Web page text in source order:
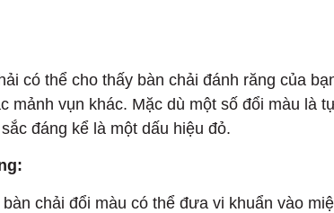
có thể cho thấy bàn chải đánh răng của
mảnh vụn khác. Mặc dù một số đổi màu là
đáng kể là một dấu hiệu đỏ.
chải đổi màu có thể đưa vi khuẩn vào